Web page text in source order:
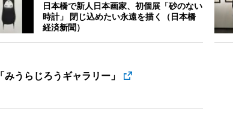
日本橋で新人日本画家、初個展「砂のない
時計」 閉じ込めたい永遠を描く（日本橋
経済新聞）
「みうらじろうギャラリー」